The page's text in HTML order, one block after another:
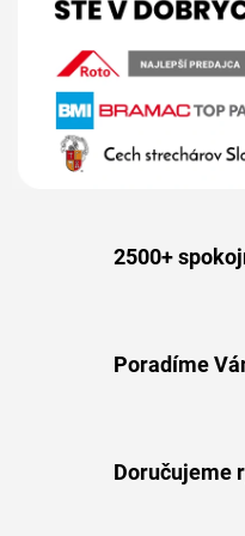
2500+
Poradíme
Doručujeme